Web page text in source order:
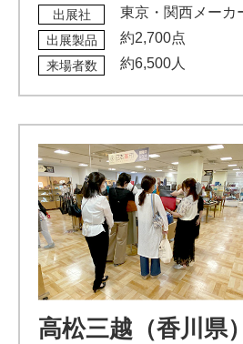
出展社 東京・関西メーカ
出展製品 約2,700点
来場者数 約6,500人
高松三越（香川県）